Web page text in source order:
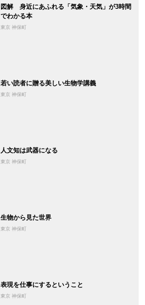
図解 身近にあふれる「気象・天気」が3時間
でわかる本
東京 神保町
若い読者に贈る美しい生物学講義
東京 神保町
人文知は武器になる
東京 神保町
生物から見た世界
東京 神保町
表現を仕事にするということ
東京 神保町